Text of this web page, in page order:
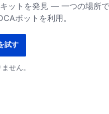
ットを発見 — 一つの場所
ボットを利用。
試す
せん。